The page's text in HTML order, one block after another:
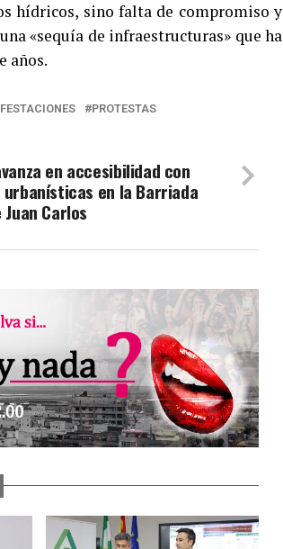
hídricos, sino falta de compromiso y
«sequía de infraestructuras» que ha
años.
PROTESTAS
en accesibilidad con
en la Barriada
Carlos